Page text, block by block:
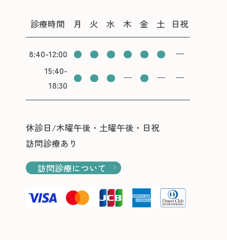
診療時間 月 火 水 木 金 土 日祝
8:40-12:00
15:40-
18:30
休診日/木曜午後・土曜午後・日祝
訪問診療あり
訪問診療について